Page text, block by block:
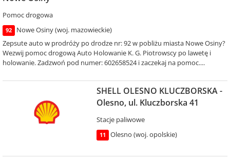
Pomoc drogowa
92
Nowe Osiny (woj. mazowieckie)
Zepsute auto w prodróży po drodze nr: 92 w pobliżu miasta Nowe Osiny?
Wezwij pomoc drogową Auto Holowanie K. G. Piotrowscy po lawetę i
holowanie. Zadzwoń pod numer: 602658524 i zaczekaj na pomoc....
SHELL OLESNO KLUCZBORSKA -
Olesno, ul. Kluczborska 41
Stacje paliwowe
11 Olesno (woj. opolskie)